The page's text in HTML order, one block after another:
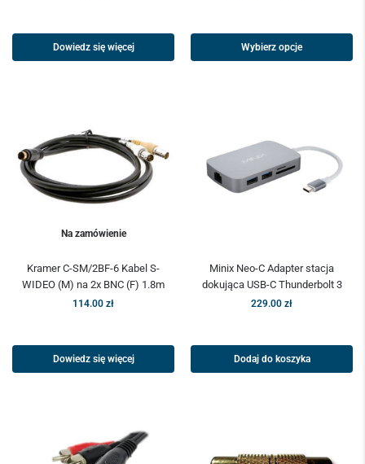
Dowiedz się więcej Wybierz opcje
Na zamówienie
Kramer C-SM/2BF-6 Kabel S-
WIDEO (M) na 2x BNC (F) 1.8m
114.00 zł
Dowiedz się więcej
Minix Neo-C Adapter stacja
dokująca USB-C Thunderbolt 3
229.00 zł
Dodaj do koszyka